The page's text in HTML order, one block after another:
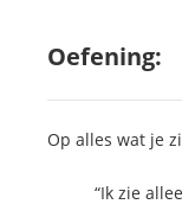
Oefening:
Op alles wat je
“Ik zie